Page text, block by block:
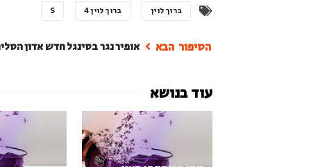
ברוך לוין ברוך לוין 4 S
אופיר נגר בסינגל חדש אדון